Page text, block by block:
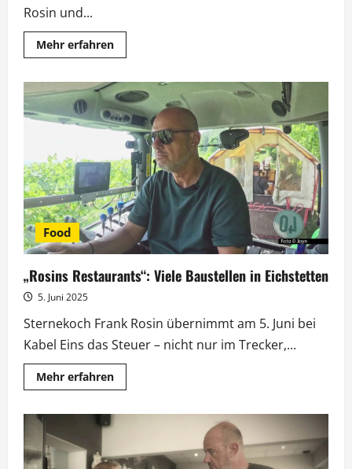
Rosin und...
Mehr erfahrenMehr
Informationen
Rosin
in
Eiterfeld:
Currywurst
mit
Gummibärchen-
Gewürz?
Food
„Rosins Restaurants“: Viele Baustellen in Eichstetten
5. Juni 2025
Sternekoch Frank Rosin übernimmt am 5. Juni bei
Kabel Eins das Steuer – nicht nur im Trecker,...
Mehr erfahrenMehr
Informationen
Restaurants“:
in
Eichstetten